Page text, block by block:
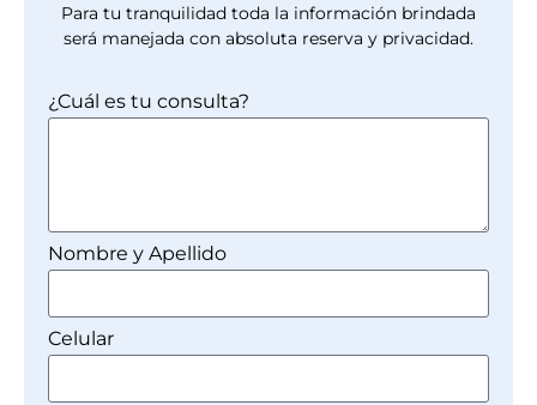
Para tu tranquilidad toda la información brindada
será manejada con absoluta reserva y privacidad.
¿Cuál es tu consulta?
Nombre y Apellido
Celular